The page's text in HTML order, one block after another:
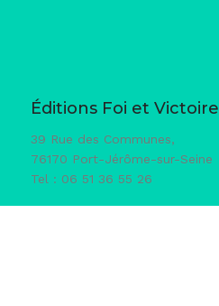
Éditions Foi et Victoire
39 Rue des Communes,
76170 Port-Jérôme-sur-Seine
Tel : 06 51 36 55 26